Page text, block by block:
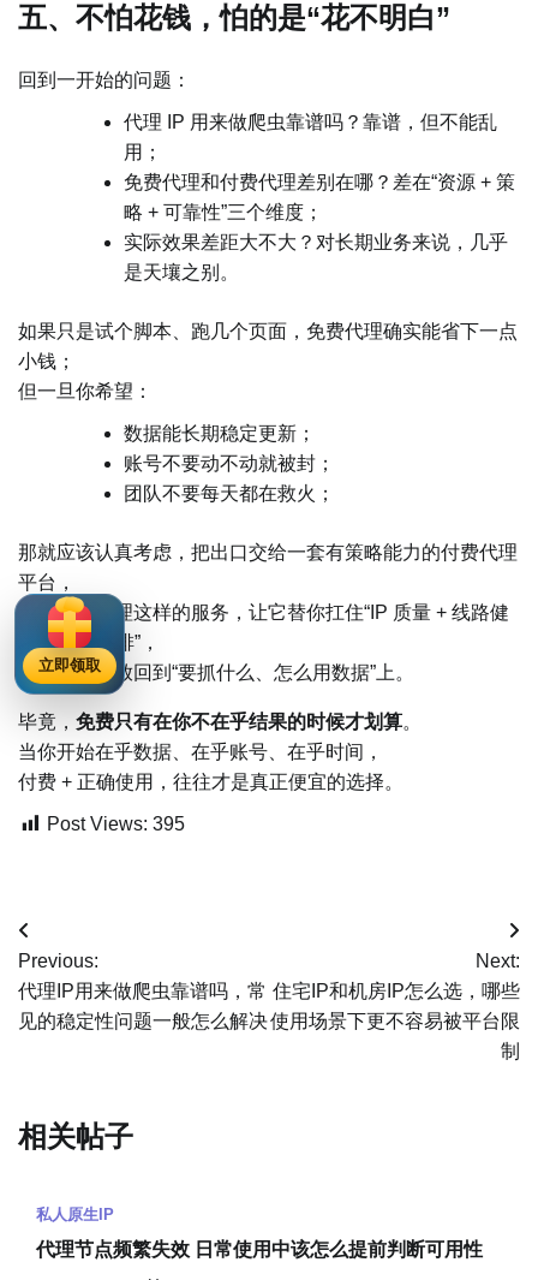
五、不怕花钱，怕的是“花不明白”
回到一开始的问题：
代理 IP 用来做爬虫靠谱吗？靠谱，但不能乱
用；
免费代理和付费代理差别在哪？差在“资源 + 策
略 + 可靠性”三个维度；
实际效果差距大不大？对长期业务来说，几乎
是天壤之别。
如果只是试个脚本、跑几个页面，免费代理确实能省下一点
小钱；
但一旦你希望：
数据能长期稳定更新；
账号不要动不动就被封；
团队不要每天都在救火；
那就应该认真考虑，把出口交给一套有策略能力的付费代理
平台，
比如穿云代理这样的服务，让它替你扛住“IP 质量 + 线路健
康 + 策略编排”，
你则把精力放回到“要抓什么、怎么用数据”上。
毕竟， 免费只有在你不在乎结果的时候才划算。
当你开始在乎数据、在乎账号、在乎时间，
付费 + 正确使用，往往才是真正便宜的选择。
Post Views: 395
文
章
导
Previous:
代理IP用来做爬虫靠谱吗，常
见的稳定性问题一般怎么解决
Next:
住宅IP和机房IP怎么选，哪些
使用场景下更不容易被平台限
制
相关帖子
私人原生IP
代理节点频繁失效 日常使用中该怎么提前判断可用性
立即领取